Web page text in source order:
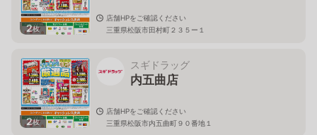
2枚
店舗HPをご確認ください
三重県松阪市田村町２３５ー１
2枚
スギドラッグ
内五曲店
店舗HPをご確認ください
三重県松阪市内五曲町９０番地１